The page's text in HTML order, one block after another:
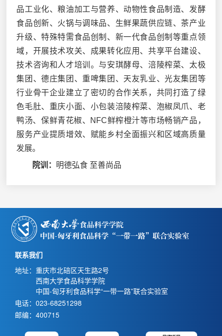
品工业化、粮油加工与营养、动物性食品制造、发酵
食品创新、火锅与调味品、生鲜果蔬供应链、茶产业
升级、特殊特需食品创制、新一代食品创制等重点领
域，开展技术攻关、成果转化应用、共享平台建设、
技术咨询和人才培训。与安琪酵母、涪陵榨菜、太极
集团、德庄集团、重啤集团、天友乳业、光友集团等
行业骨干企业建立了密切的合作关系，共同打造了绿
色毛肚、重庆小面、小包装涪陵榨菜、泡椒凤爪、老
鸭汤、保鲜青花椒、NFC鲜榨橙汁等市场畅销产品，
服务产业提质增效、赋能乡村全面振兴和区域高质量
发展。
院训： 明德弘食 至善尚品
联系我们
地址：重庆市北碚区天生路2号
西南大学食品科学学院
中国-匈牙利食品科学“一带一路”联合实验室
电话：023-68251298
邮编：400715